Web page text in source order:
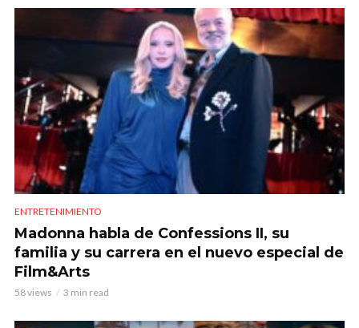
ENTRETENIMIENTO
Madonna habla de Confessions II, su
familia y su carrera en el nuevo especial de
Film&Arts
58 views 3 min read